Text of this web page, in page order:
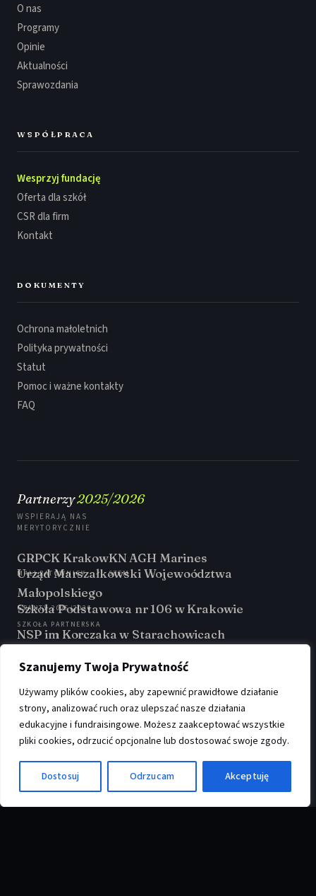
Szanujemy Twoja Prywatność
Używamy plików cookies, aby zapewnić prawidłowe działanie
strony, analizować ruch oraz ulepszać nasze działania
edukacyjne i fundraisingowe. Możesz zaakceptować wszystkie
pliki cookies, odrzucić opcjonalne lub dostosować swoje zgody.
Dostosuj Odrzucam Akceptuję
O nas
Programy
Opinie
Aktualności
Sprawozdania
WSPÓŁPRACA
Wesprzyj fundację
Oferta dla szkół
CSR dla firm
Kontakt
DOKUMENTY
Ochrona małoletnich
Polityka prywatności
Statut
Pomoc i ważne kontakty
FAQ
Partnerzy2025/2026
WSPIERAJĄ NAS
MERYTORYCZNIE
GRPCK Krakow
MALI RATOWNICY
KN AGH Marines
STEM
Urząd Marszałkowski Wojewoództwa
Małopolskiego
GRANTY 2025/2026
Szkoła Podstawowa nr 106 w Krakowie
SZKOŁA PARTNERSKA
NSP im Korczaka w Starachowicach
GirsGetSET
PARTNER PROGRAMU